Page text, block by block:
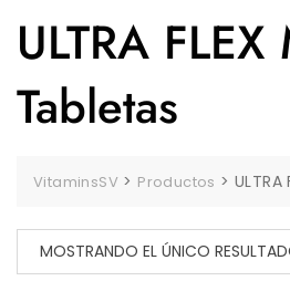
ULTRA
Tabletas
VitaminsSV > Productos >
MOSTRANDO EL ÚNICO